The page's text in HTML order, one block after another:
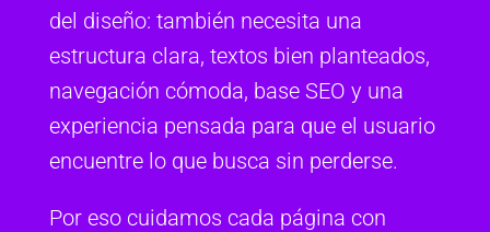
del diseño: también necesita una
estructura clara, textos bien planteados,
navegación cómoda, base SEO y una
experiencia pensada para que el usuario
encuentre lo que busca sin perderse.
Por eso cuidamos cada página con